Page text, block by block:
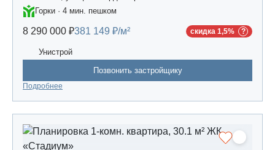
Горки · 4 мин. пешком
8 290 000 ₽381 149 ₽/м² скидка 1,5%
Унистрой
Позвонить застройщику
Подробнее